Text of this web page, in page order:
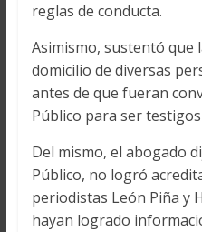
reglas de conducta.
Asimismo, sustentó que
domicilio de diversas
antes de que fueran
Público para ser
Del mismo, el abogado
Público, no logró
periodistas León Piña y
hayan logrado